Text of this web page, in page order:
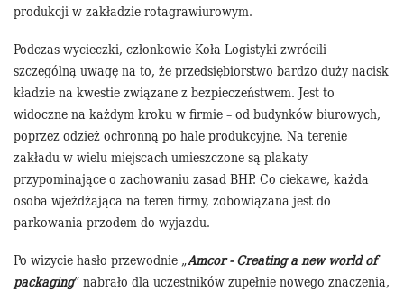
produkcji w zakładzie rotagrawiurowym.
Podczas wycieczki, członkowie Koła Logistyki zwrócili
szczególną uwagę na to, że przedsiębiorstwo bardzo duży nacisk
kładzie na kwestie związane z bezpieczeństwem. Jest to
widoczne na każdym kroku w firmie – od budynków biurowych,
poprzez odzież ochronną po hale produkcyjne. Na terenie
zakładu w wielu miejscach umieszczone są plakaty
przypominające o zachowaniu zasad BHP. Co ciekawe, każda
osoba wjeżdżająca na teren firmy, zobowiązana jest do
parkowania przodem do wyjazdu.
Po wizycie hasło przewodnie „Amcor - Creating a new world of
packaging” nabrało dla uczestników zupełnie nowego znaczenia,